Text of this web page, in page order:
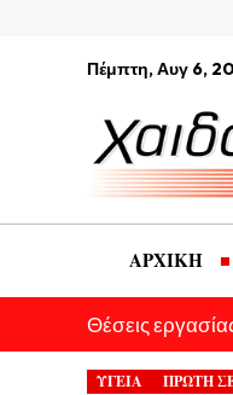
Πέμπτη, Αυγ 6,
ΑΡΧΙΚΗ
Θέσεις
ΥΓΕΙΑ ΠΡΩΤΗ